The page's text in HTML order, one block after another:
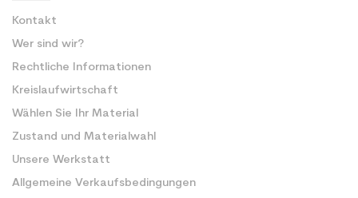
Kontakt
Wer sind wir?
Rechtliche Informationen
Kreislaufwirtschaft
Wählen Sie Ihr Material
Zustand und Materialwahl
Unsere Werkstatt
Allgemeine Verkaufsbedingungen